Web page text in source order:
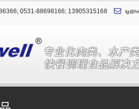
0531-88698166; 13905315168